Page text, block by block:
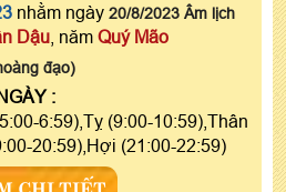
nhằm ngày 20/8/2023 Âm lịch
Dậu , năm Quý Mão
đạo)
:
6:59),Tỵ (9:00-10:59),Thân
20:59),Hợi (21:00-22:59)
CHI TIẾT